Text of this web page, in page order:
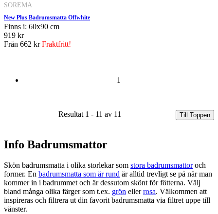
SOREMA
New Plus Badrumsmatta Offwhite
Finns i: 60x90 cm
919 kr
Från 662 krFraktfritt!
1
Resultat 1 - 11 av 11 Till Toppen
Info Badrumsmattor
Skön badrumsmatta i olika storlekar som stora badrumsmattoroch
former. En badrumsmatta som är rund är alltid trevligt se på när man
kommer in i badrummet och är dessutom skönt för fötterna. Välj
bland många olika färger som t.ex. grön ellerrosa. Välkommen att
inspireras och filtrera ut din favorit badrumsmatta via filtret uppe till
vänster.